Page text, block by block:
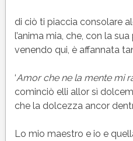
di ciò ti piaccia consolare
l’anima mia, che, con la
venendo qui, è affannata
‘Amor che ne la mente mi
cominciò elli allor sì
che la dolcezza ancor
Lo mio maestro e io e